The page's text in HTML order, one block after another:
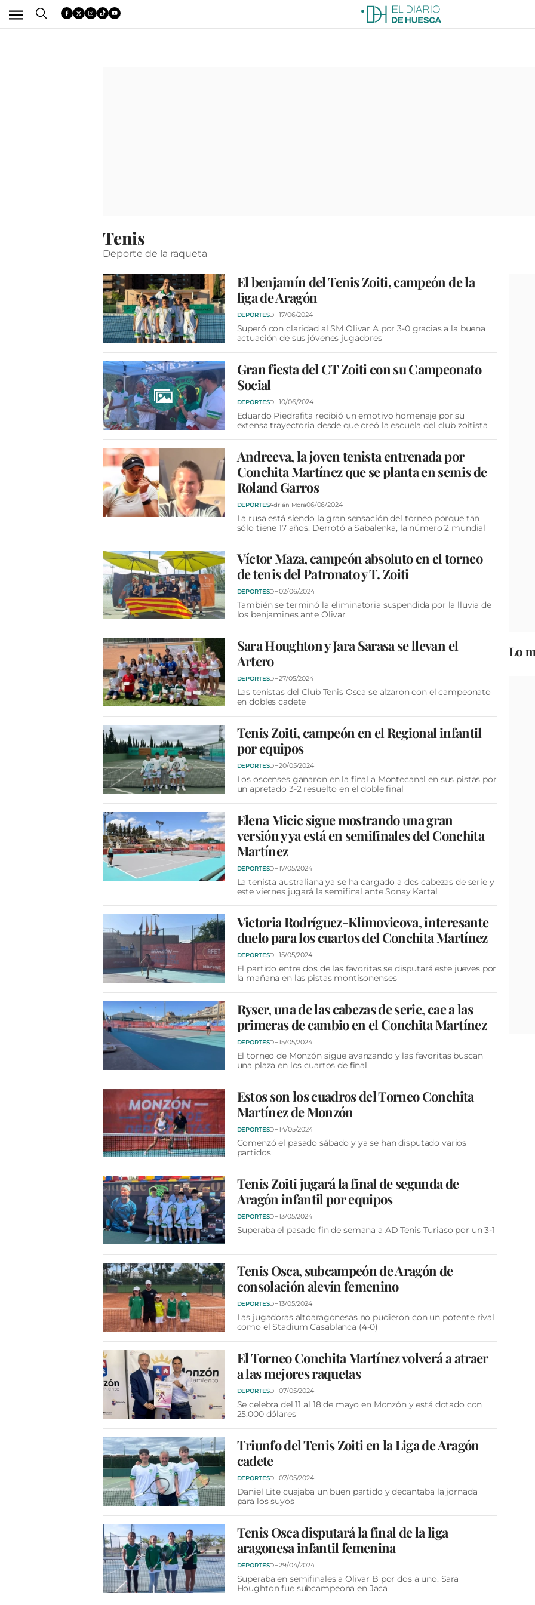
Tenis
Deporte de la raqueta
El benjamín del Tenis Zoiti, campeón de la
liga de Aragón
DEPORTESDH17/06/2024
Superó con claridad al SM Olivar A por 3-0 gracias a la buena
actuación de sus jóvenes jugadores
Gran fiesta del CT Zoiti con su Campeonato
Social
DEPORTESDH10/06/2024
Eduardo Piedrafita recibió un emotivo homenaje por su
extensa trayectoria desde que creó la escuela del club zoitista
Andreeva, la joven tenista entrenada por
Conchita Martínez que se planta en semis de
Roland Garros
DEPORTESAdrián Mora06/06/2024
La rusa está siendo la gran sensación del torneo porque tan
sólo tiene 17 años. Derrotó a Sabalenka, la número 2 mundial
Víctor Maza, campeón absoluto en el torneo
de tenis del Patronato y T. Zoiti
DEPORTESDH02/06/2024
También se terminó la eliminatoria suspendida por la lluvia de
los benjamines ante Olivar
Sara Houghton y Jara Sarasa se llevan el
Artero
DEPORTESDH27/05/2024
Las tenistas del Club Tenis Osca se alzaron con el campeonato
en dobles cadete
Tenis Zoiti, campeón en el Regional infantil
por equipos
DEPORTESDH20/05/2024
Los oscenses ganaron en la final a Montecanal en sus pistas por
un apretado 3-2 resuelto en el doble final
Elena Micic sigue mostrando una gran
versión y ya está en semifinales del Conchita
Martínez
DEPORTESDH17/05/2024
La tenista australiana ya se ha cargado a dos cabezas de serie y
este viernes jugará la semifinal ante Sonay Kartal
Victoria Rodríguez-Klimovicova, interesante
duelo para los cuartos del Conchita Martínez
DEPORTESDH15/05/2024
El partido entre dos de las favoritas se disputará este jueves por
la mañana en las pistas montisonenses
Ryser, una de las cabezas de serie, cae a las
primeras de cambio en el Conchita Martínez
DEPORTESDH15/05/2024
El torneo de Monzón sigue avanzando y las favoritas buscan
una plaza en los cuartos de final
Estos son los cuadros del Torneo Conchita
Martínez de Monzón
DEPORTESDH14/05/2024
Comenzó el pasado sábado y ya se han disputado varios
partidos
Tenis Zoiti jugará la final de segunda de
Aragón infantil por equipos
DEPORTESDH13/05/2024
Superaba el pasado fin de semana a AD Tenis Turiaso por un 3-1
Tenis Osca, subcampeón de Aragón de
consolación alevín femenino
DEPORTESDH13/05/2024
Las jugadoras altoaragonesas no pudieron con un potente rival
como el Stadium Casablanca (4-0)
El Torneo Conchita Martínez volverá a atraer
a las mejores raquetas
DEPORTESDH07/05/2024
Se celebra del 11 al 18 de mayo en Monzón y está dotado con
25.000 dólares
Triunfo del Tenis Zoiti en la Liga de Aragón
cadete
DEPORTESDH07/05/2024
Daniel Lite cuajaba un buen partido y decantaba la jornada
para los suyos
Tenis Osca disputará la final de la liga
aragonesa infantil femenina
DEPORTESDH29/04/2024
Superaba en semifinales a Olivar B por dos a uno. Sara
Houghton fue subcampeona en Jaca
Lo